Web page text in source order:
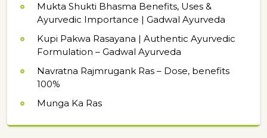
Mukta Shukti Bhasma Benefits, Uses &
Ayurvedic Importance | Gadwal Ayurveda
Kupi Pakwa Rasayana | Authentic Ayurvedic
Formulation – Gadwal Ayurveda
Navratna Rajmrugank Ras – Dose, benefits
100%
Munga Ka Ras